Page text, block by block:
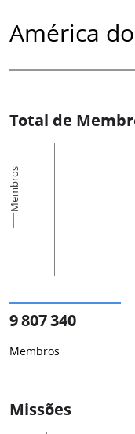
América
Total de
Membros
9 807 340
Membros
Missões